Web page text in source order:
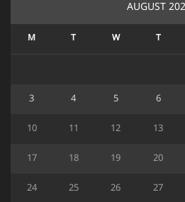
AUGUST
M T W T
3 4 5 6
10 11 12 13
17 18 19 20
24 25 26 27